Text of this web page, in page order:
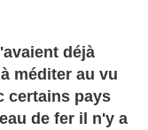
déjà
méditer au vu
certains pays
de fer il n'y a